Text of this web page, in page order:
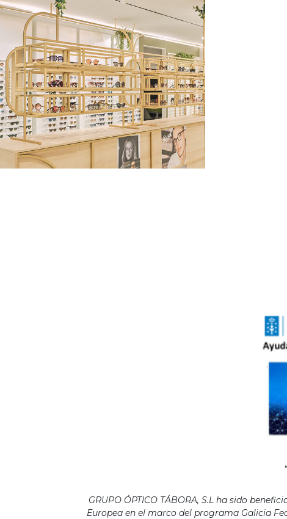
GRUPO ÓPTICO TÁBORA, S.L ha sido
Europea en el marco del programa Galicia